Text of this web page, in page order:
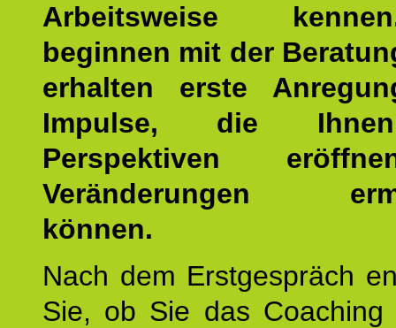
Arbeitsweise
beginnen mit der
erhalten erste
Impulse, die
Perspektiven
Veränderungen
können.
Nach dem Erstgespräch
Sie, ob Sie das Coaching